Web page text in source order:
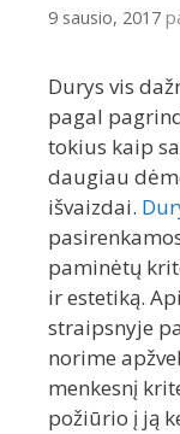
9 sausio, 2017
Durys vis
pagal
tokius kaip
daugiau
išvaizdai.
paminėtų
ir estetiką.
straipsnyje
norime
menkesnį
požiūrio į ją